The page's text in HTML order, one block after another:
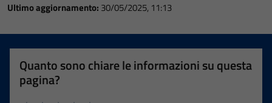
Ultimo aggiornamento: 30/05/2025, 11:13
Quanto sono chiare le informazioni su questa
pagina?